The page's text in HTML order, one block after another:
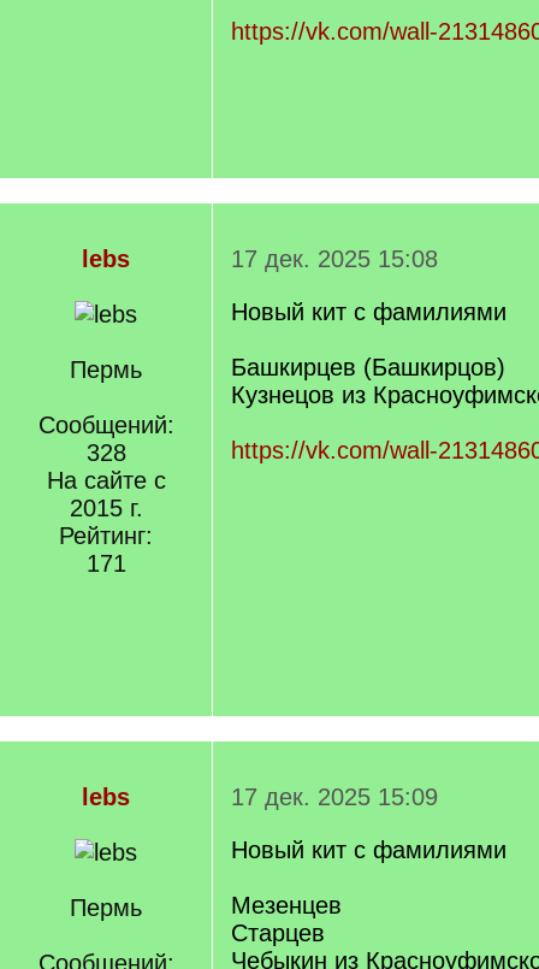
https://vk.com/wall-
lebs
Пермь
Сообщений:
328
На сайте с
2015 г.
Рейтинг:
171
17 дек. 2025 15:08
Новый кит с фамилиями
Башкирцев (Башкирцов)
Кузнецов из
https://vk.com/wall-
lebs
Пермь
Сообщений:
17 дек. 2025 15:09
Новый кит с фамилиями
Мезенцев
Старцев
Чебыкин из